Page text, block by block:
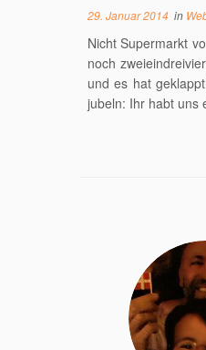
29. Januar 2014in
Nicht Supermarkt
noch
und es hat
jubeln: Ihr habt uns